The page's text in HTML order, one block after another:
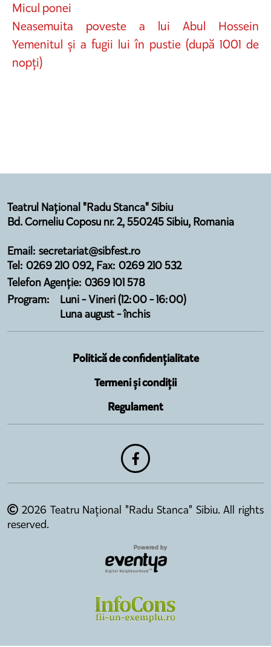
Micul ponei
Neasemuita poveste a lui Abul Hossein
Yemenitul și a fugii lui în pustie (după 1001 de
nopți)
Teatrul Național "Radu Stanca" Sibiu
Bd. Corneliu Coposu nr. 2, 550245 Sibiu, Romania
Email: secretariat@sibfest.ro
Tel: 0269 210 092, Fax: 0269 210 532
Telefon Agenție: 0369 101 578
Program:
Luni - Vineri (12:00 - 16:00)
Luna august - închis
Politică de confidențialitate
Termeni și condiții
Regulament
2026 Teatru Național "Radu Stanca" Sibiu. All rights
reserved.